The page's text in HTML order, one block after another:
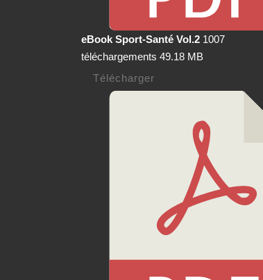
eBook Sport-Santé Vol.2 1007
téléchargements 49.18 MB
Télécharger